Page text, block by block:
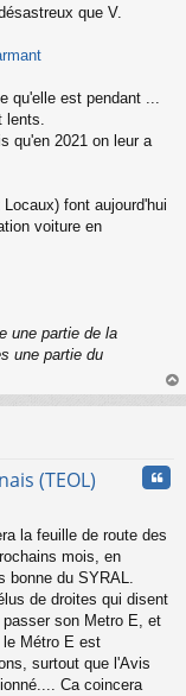
que V.
qu'elle est pendant ...
lents.
qu'en 2021 on leur a
font aujourd'hui
voiture en
une partie de la
une partie du
au
(TEOL)
la feuille de route des
mois, en
bonne du SYRAL.
de droites qui disent
son Metro E, et
le Métro E est
surtout que l'Avis
Ca coincera